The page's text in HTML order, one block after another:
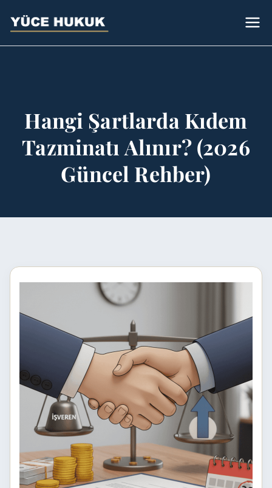
Avukat
Bursa Avukat - Yüce Hukuk Bürosu
Hangi Şartlarda Kıdem
Tazminatı Alınır? (2026
Güncel Rehber)